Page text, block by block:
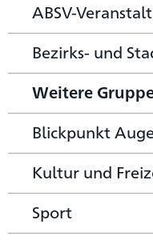
ABSV-
Bezirks- und
Weitere
Blickpunkt
Kultur und
Sport